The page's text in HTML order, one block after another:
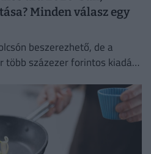
Minden válasz egy
beszerezhető, de a
több százezer forintos kiadás